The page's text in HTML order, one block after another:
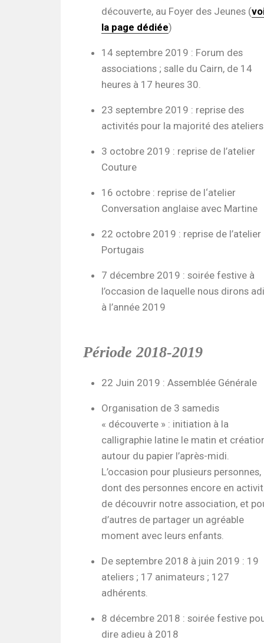
découverte, au Foyer des Jeunes (
la page dédiée)
14 septembre 2019 : Forum des
associations ; salle du Cairn, de 14
heures à 17 heures 30.
23 septembre 2019 : reprise des
activités pour la majorité des ateliers
3 octobre 2019 : reprise de l’atelier
Couture
16 octobre : reprise de l‘atelier
Conversation anglaise avec Martine
22 octobre 2019 : reprise de l’atelier
Portugais
7 décembre 2019 : soirée festive à
l’occasion de laquelle nous dirons
à l’année 2019
Période 2018-2019
22 Juin 2019 : Assemblée Générale
Organisation de 3 samedis
« découverte » : initiation à la
calligraphie latine le matin et
autour du papier l’après-midi.
L’occasion pour plusieurs personnes,
dont des personnes encore en
de découvrir notre association, et
d’autres de partager un agréable
moment avec leurs enfants.
De septembre 2018 à juin 2019 : 19
ateliers ; 17 animateurs ; 127
adhérents.
8 décembre 2018 : soirée festive
dire adieu à 2018